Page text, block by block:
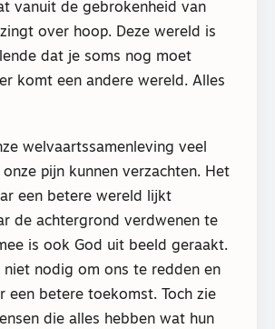
vanuit de gebrokenheid van
over hoop. Deze wereld is
dat je soms nog moet
komt een andere wereld. Alles
welvaartssamenleving veel
pijn kunnen verzachten. Het
een betere wereld lijkt
de achtergrond verdwenen te
is ook God uit beeld geraakt.
niet nodig om ons te redden en
een betere toekomst. Toch zie
die alles hebben wat hun